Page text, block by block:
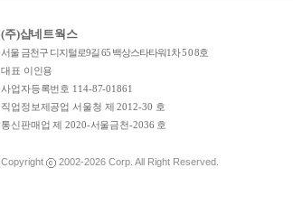
(주)샵네트웍스
서울 금천구 디지털로9길 65 백상스타타워1차 5 0 8호
대표 이인용
사업자등록번호 114-87-01861
직업정보제공업 서울청 제 2012-30 호
통신판매업 제 2020-서울금천-2036 호
Copyright 2002-2026 Corp. All Right Reserved.